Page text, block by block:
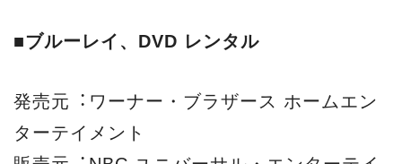
■ブルーレイ、DVD レンタル
発売元︓ワーナー・ブラザース ホームエン
ターテイメント